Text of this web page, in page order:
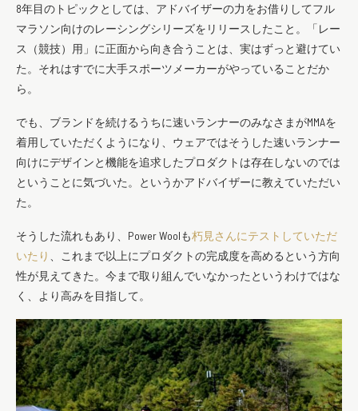
8年目のトピックとしては、アドバイザーの力をお借りしてフル
マラソン向けのレーシングシリーズをリリースしたこと。「レー
ス（競技）用」に正面から向き合うことは、実はずっと避けてい
た。それはすでに大手スポーツメーカーがやっていることだか
ら。
でも、ブランドを続けるうちに速いランナーのみなさまがMMAを
着用していただくようになり、ウェアではそうした速いランナー
向けにデザインと機能を追求したプロダクトは存在しないのでは
ということに気づいた。というかアドバイザーに教えていただい
た。
そうした流れもあり、Power Woolも朽見さんにテストしていただ
いたり
、これまで以上にプロダクトの完成度を高めるという方向
性が見えてきた。今まで取り組んでいなかったというわけではな
く、より高みを目指して。